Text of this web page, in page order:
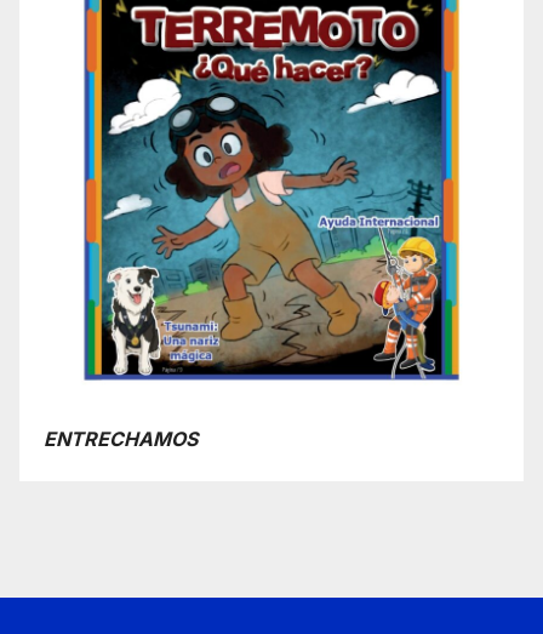
ENTRECHAMOS